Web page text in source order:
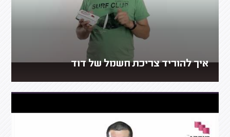
איך להוריד צריכת חשמל של דוד